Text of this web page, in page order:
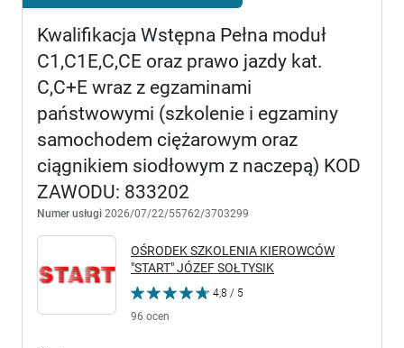
Kwalifikacja Wstępna Pełna moduł
C1,C1E,C,CE oraz prawo jazdy kat.
C,C+E wraz z egzaminami
państwowymi (szkolenie i egzaminy
samochodem ciężarowym oraz
ciągnikiem siodłowym z naczepą) KOD
ZAWODU: 833202
Numer usługi 2026/07/22/55762/3703299
OŚRODEK SZKOLENIA KIEROWCÓW
"START" JÓZEF SOŁTYSIK
4,8 / 5
96 ocen